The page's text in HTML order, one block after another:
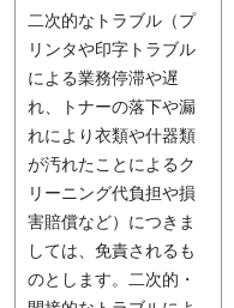
二次的なトラブル（プ
リンタや印字トラブル
による業務停滞や遅
れ、トナーの落下や漏
れにより衣類や什器類
が汚れたことによるク
リーニング代負担や損
害賠償など）につきま
しては、免責されるも
のとします。二次的・